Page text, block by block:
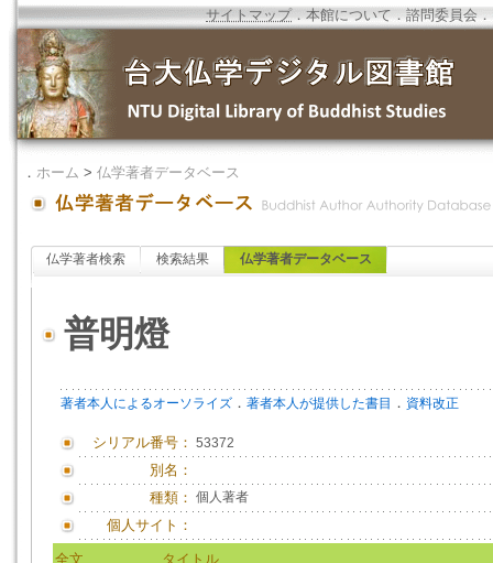
サイトマップ．本館について ．諮問委員会 ．
． ホーム > 仏学著者データベース
仏学著者検索 検索結果 仏学著者データベース
普明燈
著者本人によるオーソライズ ． 著者本人が提供した書目 ． 資料改正
シリアル番号： 53372
別名：
種類： 個人著者
個人サイト：
全文 タイトル